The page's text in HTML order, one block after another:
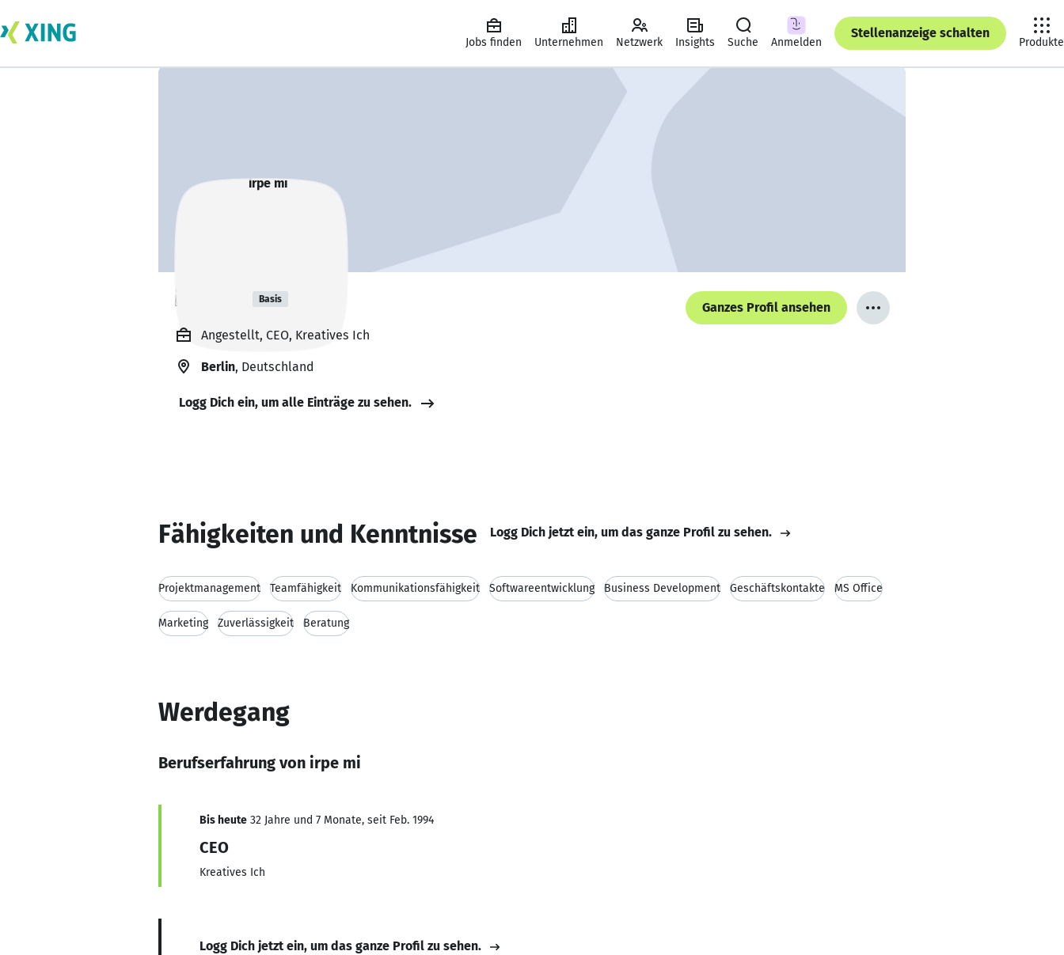
Jobs finden Unternehmen Netzwerk Insights Suche Anmelden
Stellenanzeige schalten
Produkte
irpe mi Basis
Ganzes Profil ansehen
Angestellt, CEO, Kreatives Ich
Berlin, Deutschland
Logg Dich ein, um alle Einträge zu sehen.
Fähigkeiten und Kenntnisse Logg Dich jetzt ein, um das ganze Profil zu sehen.
Projektmanagement Teamfähigkeit Kommunikationsfähigkeit Softwareentwicklung Business Development Geschäftskontakte MS Office
Marketing Zuverlässigkeit Beratung
Werdegang
Berufserfahrung von irpe mi
Bis heute 32 Jahre und 7 Monate, seit Feb. 1994
CEO
Kreatives Ich
Logg Dich jetzt ein, um das ganze Profil zu sehen.